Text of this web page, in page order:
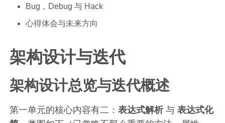
Bug，Debug 与 Hack
心得体会与未来方向
架构设计与迭代
架构设计总览与迭代概述
第一单元的核心内容有二：表达式解析与表达式化